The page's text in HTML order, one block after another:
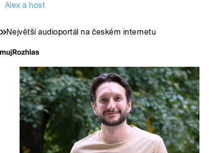
Alex a host
Největší audioportál na českém internetu